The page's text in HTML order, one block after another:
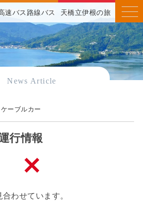
速バス 路線バス 天橋立伊根の旅
News Article
ケーブルカー
行情報
わせています。